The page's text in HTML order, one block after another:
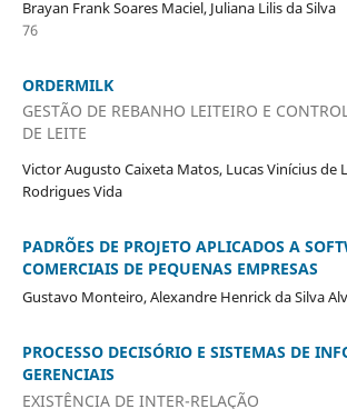
Brayan Frank Soares Maciel, Juliana Lilis da Silva
76
ORDERMILK
GESTÃO DE REBANHO LEITEIRO E
DE LEITE
Victor Augusto Caixeta Matos, Lucas Vinícius de
Rodrigues Vida
PADRÕES DE PROJETO APLICADOS A
COMERCIAIS DE PEQUENAS EMPRESAS
Gustavo Monteiro, Alexandre Henrick da Silva
PROCESSO DECISÓRIO E SISTEMAS DE
GERENCIAIS
EXISTÊNCIA DE INTER-RELAÇÃO